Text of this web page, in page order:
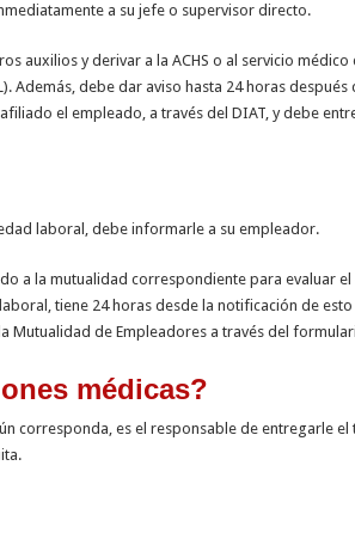
a su jefe o supervisor directo.
auxilios y derivar a la ACHS o al servicio médico
Además, debe dar aviso hasta 24 horas después
el empleado, a través del DIAT, y debe
laboral, debe informarle a su empleador.
a la mutualidad correspondiente para evaluar
tiene 24 horas desde la notificación de esto
Mutualidad de Empleadores a través del
médicas?
corresponda, es el responsable de entregarle el